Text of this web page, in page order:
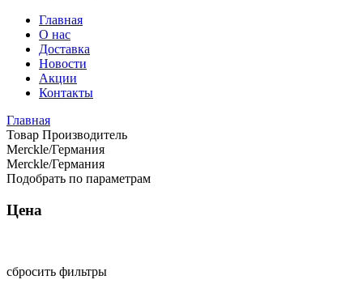
Главная
О нас
Доставка
Новости
Акции
Контакты
Главная
Товар Производитель
Merckle/Германия
Merckle/Германия
Подобрать по параметрам
Цена
сбросить фильтры